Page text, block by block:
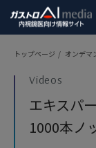
トップページ / オンデマ
Videos
エキスパ
1000本ノ